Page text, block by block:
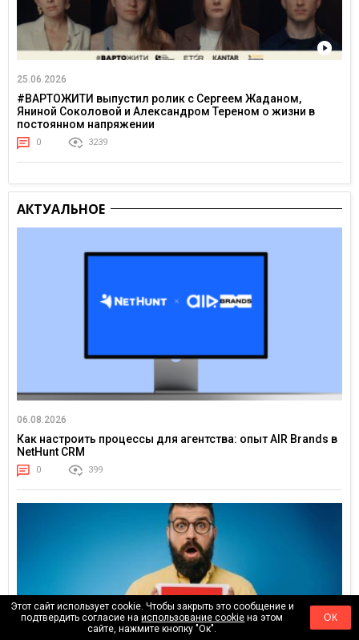
25.06.2026
#ВАРТОЖИТИ выпустил ролик с Сергеем Жаданом,
Яниной Соколовой и Александром Тереном о жизни в
постоянном напряжении
0 3239
АКТУАЛЬНОЕ
06.08.2026
Как настроить процессы для агентства: опыт AIR Brands в
NetHunt CRM
0 399
Этот сайт использует cookie. Чтобы закрыть это сообщение и
подтвердить согласие наиспользование cookie на этом
сайте, нажмите кнопку "Ок".
ОК